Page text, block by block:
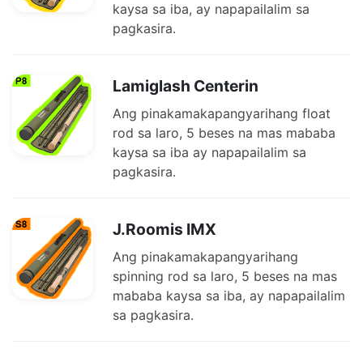
kaysa sa iba, ay napapailalim sa
pagkasira.
Lamiglash Centerin
Ang pinakamakapangyarihang float
rod sa laro, 5 beses na mas mababa
kaysa sa iba ay napapailalim sa
pagkasira.
J.Roomis IMX
Ang pinakamakapangyarihang
spinning rod sa laro, 5 beses na mas
mababa kaysa sa iba, ay napapailalim
sa pagkasira.